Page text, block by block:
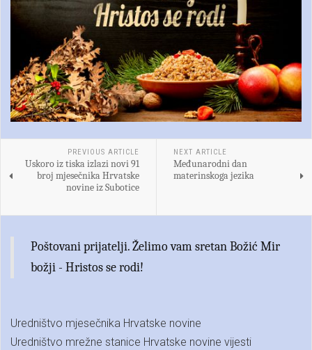
PREVIOUS ARTICLE
Uskoro iz tiska izlazi novi 91
broj mjesečnika Hrvatske
novine iz Subotice
NEXT ARTICLE
Međunarodni dan
materinskoga jezika
Poštovani prijatelji. Želimo vam sretan Božić Mir
božji - Hristos se rodi!
Uredništvo mjesečnika Hrvatske novine
Uredništvo mrežne stanice Hrvatske novine vijesti